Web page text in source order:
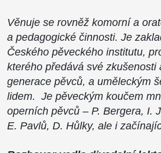
Věnuje se rovněž komorní a
a pedagogické činnosti. Je
Českého pěveckého institutu,
kterého předává své zkušenosti
generace pěvců, a uměleckým
lidem. Je pěveckým koučem
operních pěvců – P. Bergera, I.
E. Pavlů, D. Hůlky, ale i